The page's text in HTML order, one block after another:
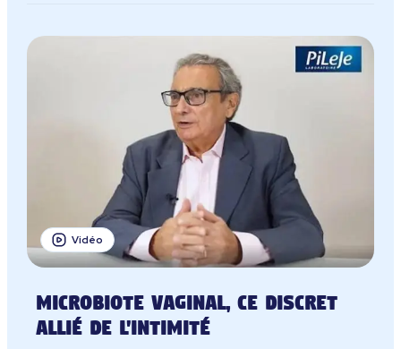
Vidéo
Microbiote vaginal, ce discret
allié de l'intimité